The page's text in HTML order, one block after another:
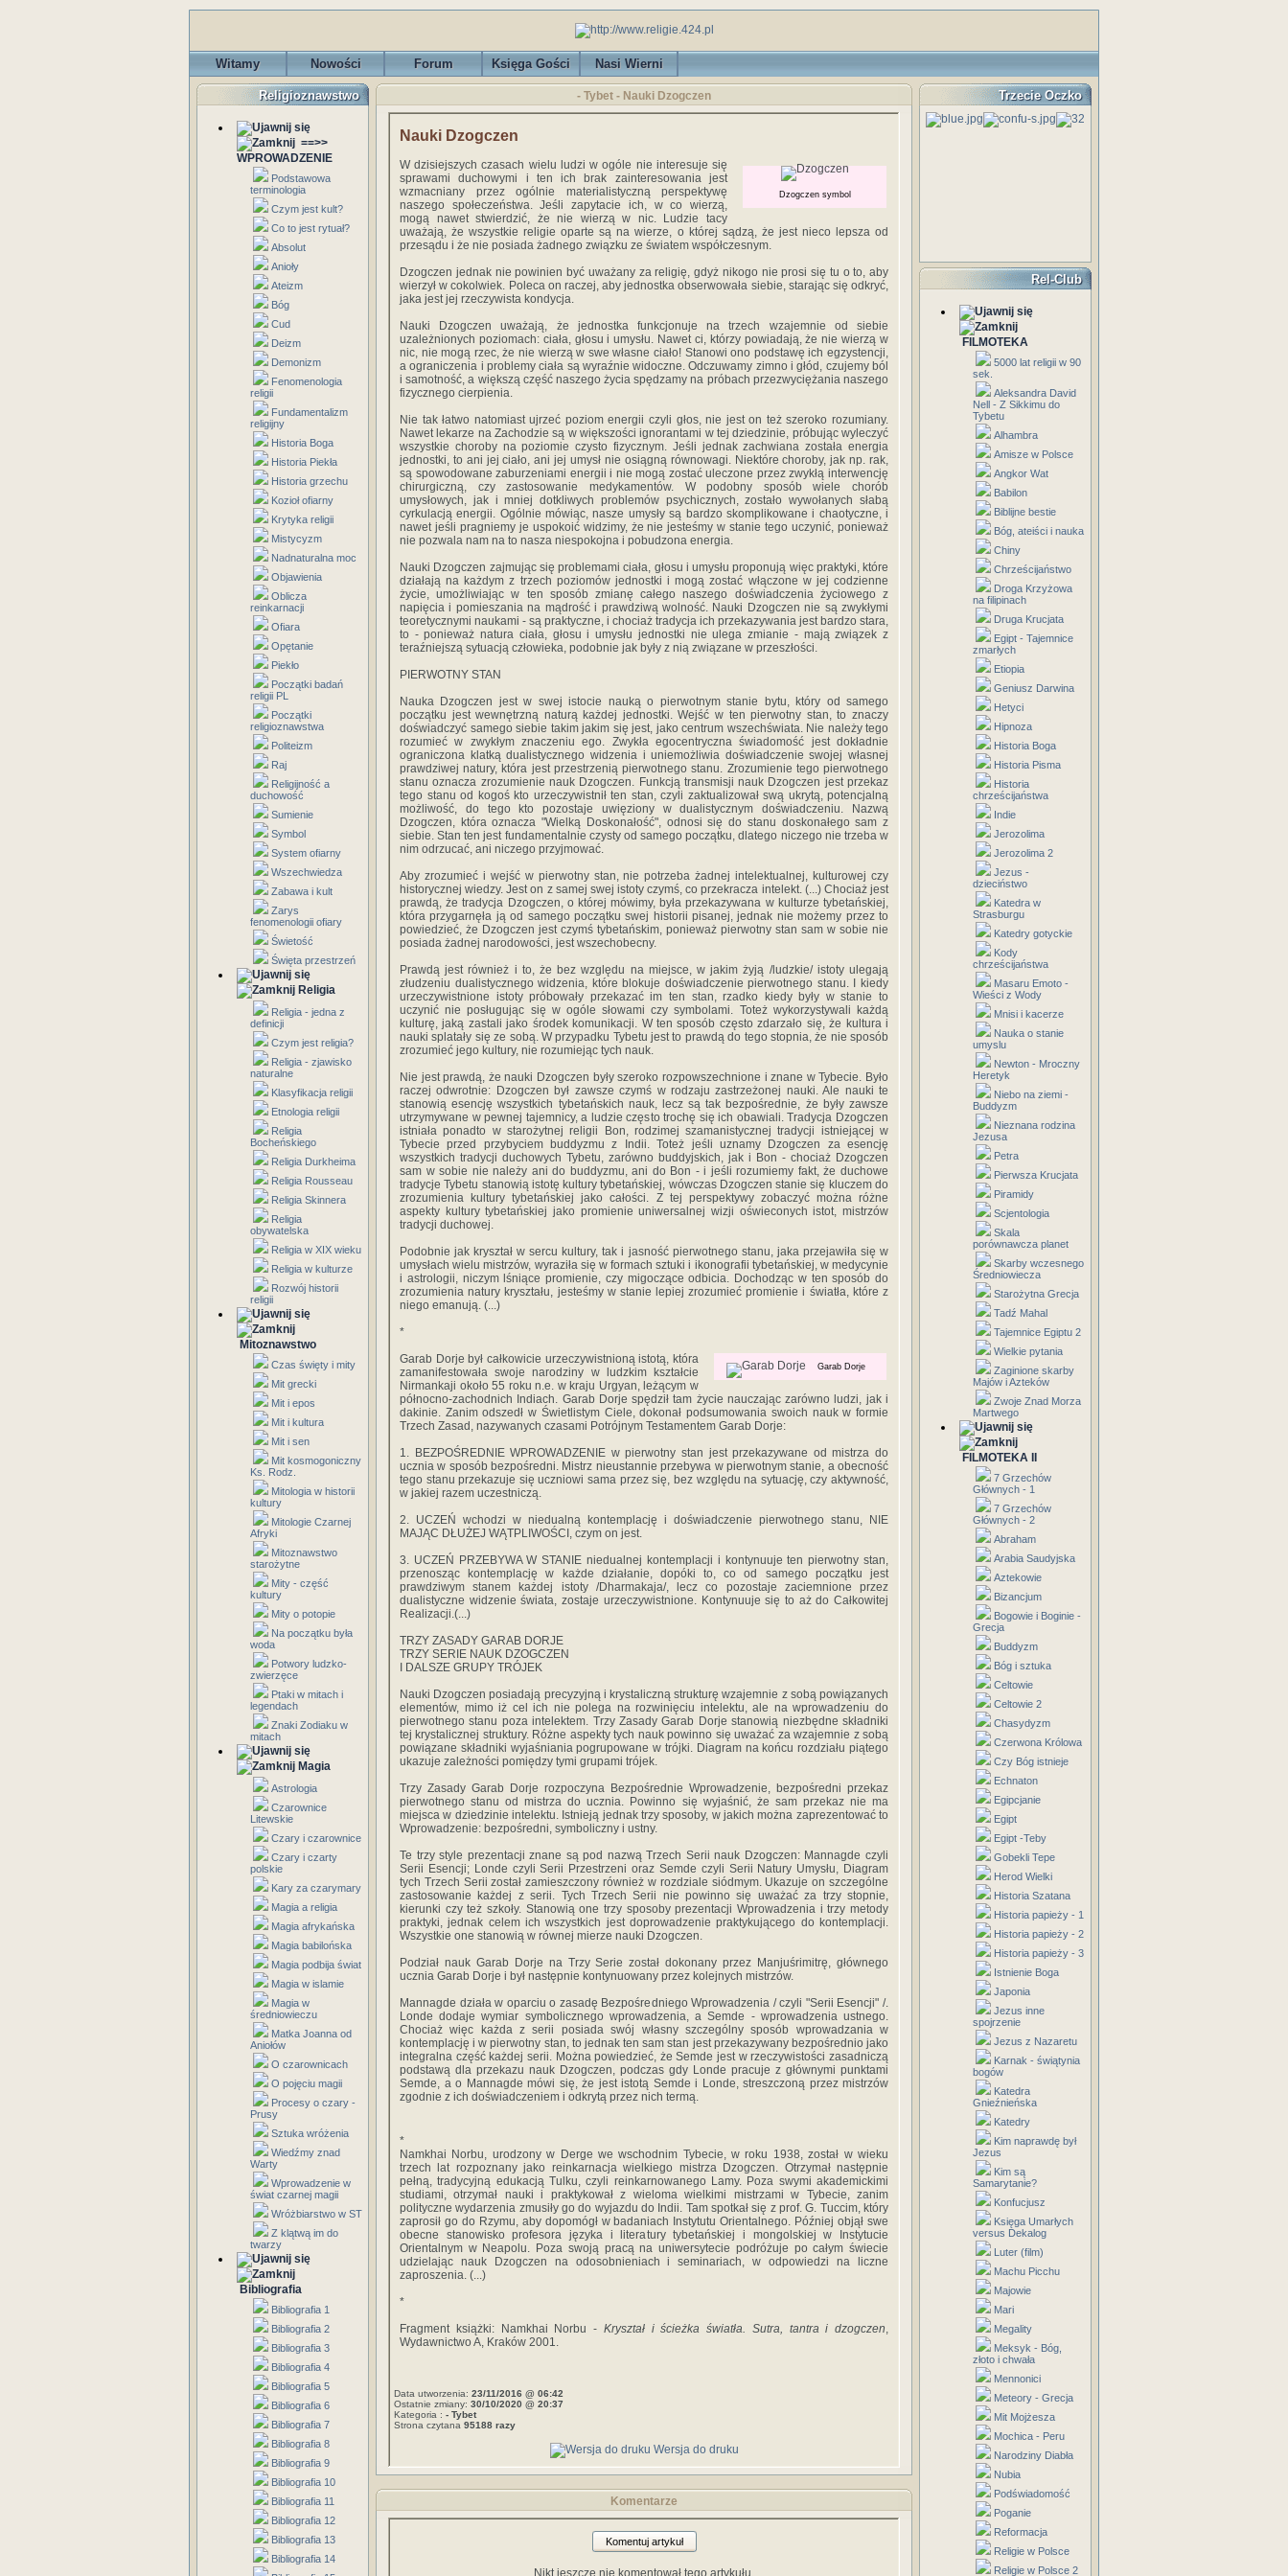
Witamy Nowości Forum Księga Gości Nasi Wierni
Religioznawstwo
==>>
WPROWADZENIE
Podstawowa
terminologia
Czym jest kult?
Co to jest rytuał?
Absolut
Anioły
Ateizm
Bóg
Cud
Deizm
Demonizm
Fenomenologia
religii
Fundamentalizm
religijny
Historia Boga
Historia Piekła
Historia grzechu
Kozioł ofiarny
Krytyka religii
Mistycyzm
Nadnaturalna moc
Objawienia
Oblicza
reinkarnacji
Ofiara
Opętanie
Piekło
Początki badań
religii PL
Początki
religioznawstwa
Politeizm
Raj
Religijność a
duchowość
Sumienie
Symbol
System ofiarny
Wszechwiedza
Zabawa i kult
Zarys
fenomenologii ofiary
Świetość
Święta przestrzeń
Religia
Religia - jedna z
definicji
Czym jest religia?
Religia - zjawisko
naturalne
Klasyfikacja religii
Etnologia religii
Religia
Bocheńskiego
Religia Durkheima
Religia Rousseau
Religia Skinnera
Religia
obywatelska
Religia w XIX wieku
Religia w kulturze
Rozwój historii
religii
Mitoznawstwo
Czas święty i mity
Mit grecki
Mit i epos
Mit i kultura
Mit i sen
Mit kosmogoniczny
Ks. Rodz.
Mitologia w historii
kultury
Mitologie Czarnej
Afryki
Mitoznawstwo
starożytne
Mity - część
kultury
Mity o potopie
Na początku była
woda
Potwory ludzko-
zwierzęce
Ptaki w mitach i
legendach
Znaki Zodiaku w
mitach
Magia
Astrologia
Czarownice
Litewskie
Czary i czarownice
Czary i czarty
polskie
Kary za czarymary
Magia a religia
Magia afrykańska
Magia babilońska
Magia podbija świat
Magia w islamie
Magia w
średniowieczu
Matka Joanna od
Aniołów
O czarownicach
O pojęciu magii
Procesy o czary -
Prusy
Sztuka wróżenia
Wiedźmy znad
Warty
Wprowadzenie w
świat czarnej magii
Wróżbiarstwo w ST
Z klątwą im do
twarzy
Bibliografia
Bibliografia 1
Bibliografia 2
Bibliografia 3
Bibliografia 4
Bibliografia 5
Bibliografia 6
Bibliografia 7
Bibliografia 8
Bibliografia 9
Bibliografia 10
Bibliografia 11
Bibliografia 12
Bibliografia 13
Bibliografia 14
- Tybet - Nauki Dzogczen
Nauki Dzogczen
Dzogczen symbol
W dzisiejszych czasach wielu ludzi w ogóle nie interesuje się
sprawami duchowymi i ten ich brak zainteresowania jest
wzmacniany przez ogólnie materialistyczną perspektywę
naszego społeczeństwa. Jeśli zapytacie ich, w co wierzą,
mogą nawet stwierdzić, że nie wierzą w nic. Ludzie tacy
uważają, że wszystkie religie oparte są na wierze, o której sądzą, że jest nieco lepsza od
przesądu i że nie posiada żadnego związku ze światem współczesnym.
Dzogczen jednak nie powinien być uważany za religię, gdyż nikogo nie prosi się tu o to, aby
wierzył w cokolwiek. Poleca on raczej, aby jednostka obserwowała siebie, starając się odkryć,
jaka jest jej rzeczywista kondycja.
Nauki Dzogczen uważają, że jednostka funkcjonuje na trzech wzajemnie od siebie
uzależnionych poziomach: ciała, głosu i umysłu. Nawet ci, którzy powiadają, że nie wierzą w
nic, nie mogą rzec, że nie wierzą w swe własne ciało! Stanowi ono podstawę ich egzystencji,
a ograniczenia i problemy ciała są wyraźnie widoczne. Odczuwamy zimno i głód, czujemy ból
i samotność, a większą część naszego życia spędzamy na próbach przezwyciężania naszego
fizycznego cierpienia.
Nie tak łatwo natomiast ujrzeć poziom energii czyli głos, nie jest on też szeroko rozumiany.
Nawet lekarze na Zachodzie są w większości ignorantami w tej dziedzinie, próbując wyleczyć
wszystkie choroby na poziomie czysto fizycznym. Jeśli jednak zachwiana została energia
jednostki, to ani jej ciało, ani jej umysł nie osiągną równowagi. Niektóre choroby, jak np. rak,
są spowodowane zaburzeniami energii i nie mogą zostać uleczone przez zwykłą interwencję
chirurgiczną, czy zastosowanie medykamentów. W podobny sposób wiele chorób
umysłowych, jak i mniej dotkliwych problemów psychicznych, zostało wywołanych słabą
cyrkulacją energii. Ogólnie mówiąc, nasze umysły są bardzo skomplikowane i chaotyczne, i
nawet jeśli pragniemy je uspokoić widzimy, że nie jesteśmy w stanie tego uczynić, ponieważ
nie pozwala nam na to nasza niespokojna i pobudzona energia.
Nauki Dzogczen zajmując się problemami ciała, głosu i umysłu proponują więc praktyki, które
działają na każdym z trzech poziomów jednostki i mogą zostać włączone w jej codzienne
życie, umożliwiając w ten sposób zmianę całego naszego doświadczenia życiowego z
napięcia i pomieszania na mądrość i prawdziwą wolność. Nauki Dzogczen nie są zwykłymi
teoretycznymi naukami - są praktyczne, i chociaż tradycja ich przekazywania jest bardzo stara,
to - ponieważ natura ciała, głosu i umysłu jednostki nie ulega zmianie - mają związek z
teraźniejszą sytuacją człowieka, podobnie jak były z nią związane w przeszłości.
PIERWOTNY STAN
Nauka Dzogczen jest w swej istocie nauką o pierwotnym stanie bytu, który od samego
początku jest wewnętrzną naturą każdej jednostki. Wejść w ten pierwotny stan, to znaczy
doświadczyć samego siebie takim jakim się jest, jako centrum wszechświata. Nie należy tego
rozumieć w zwykłym znaczeniu ego. Zwykła egocentryczna świadomość jest dokładnie
ograniczona klatką dualistycznego widzenia i uniemożliwia doświadczenie swojej własnej
prawdziwej natury, która jest przestrzenią pierwotnego stanu. Zrozumienie tego pierwotnego
stanu oznacza zrozumienie nauk Dzogczen. Funkcją transmisji nauk Dzogczen jest przekaz
tego stanu od kogoś kto urzeczywistnił ten stan, czyli zaktualizował swą ukrytą, potencjalną
możliwość, do tego kto pozostaje uwięziony w dualistycznym doświadczeniu. Nazwą
Dzogczen, która oznacza "Wielką Doskonałość", odnosi się do stanu doskonałego sam z
siebie. Stan ten jest fundamentalnie czysty od samego początku, dlatego niczego nie trzeba w
nim odrzucać, ani niczego przyjmować.
Aby zrozumieć i wejść w pierwotny stan, nie potrzeba żadnej intelektualnej, kulturowej czy
historycznej wiedzy. Jest on z samej swej istoty czymś, co przekracza intelekt. (...) Chociaż jest
prawdą, że tradycja Dzogczen, o której mówimy, była przekazywana w kulturze tybetańskiej,
która przygarnęła ją od samego początku swej historii pisanej, jednak nie możemy przez to
powiedzieć, że Dzogczen jest czymś tybetańskim, ponieważ pierwotny stan sam w sobie nie
posiada żadnej narodowości, jest wszechobecny.
Prawdą jest również i to, że bez względu na miejsce, w jakim żyją /ludzkie/ istoty ulegają
złudzeniu dualistycznego widzenia, które blokuje doświadczenie pierwotnego stanu. I kiedy
urzeczywistnione istoty próbowały przekazać im ten stan, rzadko kiedy były w stanie to
uczynić nie posługując się w ogóle słowami czy symbolami. Toteż wykorzystywali każdą
kulturę, jaką zastali jako środek komunikacji. W ten sposób często zdarzało się, że kultura i
nauki splatały się ze sobą. W przypadku Tybetu jest to prawdą do tego stopnia, że nie sposób
zrozumieć jego kultury, nie rozumiejąc tych nauk.
Nie jest prawdą, że nauki Dzogczen były szeroko rozpowszechnione i znane w Tybecie. Było
raczej odwrotnie: Dzogczen był zawsze czymś w rodzaju zastrzeżonej nauki. Ale nauki te
stanowią esencję wszystkich tybetańskich nauk, lecz są tak bezpośrednie, że były zawsze
utrzymywane w pewnej tajemnicy, a ludzie często trochę się ich obawiali. Tradycja Dzogczen
istniała ponadto w starożytnej religii Bon, rodzimej szamanistycznej tradycji istniejącej w
Tybecie przed przybyciem buddyzmu z Indii. Toteż jeśli uznamy Dzogczen za esencję
wszystkich tradycji duchowych Tybetu, zarówno buddyjskich, jak i Bon - chociaż Dzogczen
sam w sobie nie należy ani do buddyzmu, ani do Bon - i jeśli rozumiemy fakt, że duchowe
tradycje Tybetu stanowią istotę kultury tybetańskiej, wówczas Dzogczen stanie się kluczem do
zrozumienia kultury tybetańskiej jako całości. Z tej perspektywy zobaczyć można różne
aspekty kultury tybetańskiej jako promienie uniwersalnej wizji oświeconych istot, mistrzów
tradycji duchowej.
Podobnie jak kryształ w sercu kultury, tak i jasność pierwotnego stanu, jaka przejawiła się w
umysłach wielu mistrzów, wyraziła się w formach sztuki i ikonografii tybetańskiej, w medycynie
i astrologii, niczym lśniące promienie, czy migoczące odbicia. Dochodząc w ten sposób do
zrozumienia natury kryształu, jesteśmy w stanie lepiej zrozumieć promienie i światła, które z
niego emanują. (...)
*
Garab Dorje
Garab Dorje był całkowicie urzeczywistnioną istotą, która
zamanifestowała swoje narodziny w ludzkim kształcie
Nirmankaji około 55 roku n.e. w kraju Urgyan, leżącym w
północno-zachodnich Indiach. Garab Dorje spędził tam życie nauczając zarówno ludzi, jak i
dakinie. Zanim odszedł w Świetlistym Ciele, dokonał podsumowania swoich nauk w formie
Trzech Zasad, nazywanych czasami Potrójnym Testamentem Garab Dorje:
1. BEZPOŚREDNIE WPROWADZENIE w pierwotny stan jest przekazywane od mistrza do
ucznia w sposób bezpośredni. Mistrz nieustannie przebywa w pierwotnym stanie, a obecność
tego stanu przekazuje się uczniowi sama przez się, bez względu na sytuację, czy aktywność,
w jakiej razem uczestniczą.
2. UCZEŃ wchodzi w niedualną kontemplację i doświadczenie pierwotnego stanu, NIE
MAJĄC DŁUŻEJ WĄTPLIWOŚCI, czym on jest.
3. UCZEŃ PRZEBYWA W STANIE niedualnej kontemplacji i kontynuuje ten pierwotny stan,
przenosząc kontemplację w każde działanie, dopóki to, co od samego początku jest
prawdziwym stanem każdej istoty /Dharmakaja/, lecz co pozostaje zaciemnione przez
dualistyczne widzenie świata, zostaje urzeczywistnione. Kontynuuje się to aż do Całkowitej
Realizacji.(...)
TRZY ZASADY GARAB DORJE
TRZY SERIE NAUK DZOGCZEN
I DALSZE GRUPY TRÓJEK
Nauki Dzogczen posiadają precyzyjną i krystaliczną strukturę wzajemnie z sobą powiązanych
elementów, mimo iż cel ich nie polega na rozwinięciu intelektu, ale na wprowadzeniu do
pierwotnego stanu poza intelektem. Trzy Zasady Garab Dorje stanowią niezbędne składniki
tej krystalicznej struktury. Różne aspekty tych nauk powinno się uważać za wzajemnie z sobą
powiązane składniki wyjaśniania pogrupowane w trójki. Diagram na końcu rozdziału piątego
ukazuje zależności pomiędzy tymi grupami trójek.
Trzy Zasady Garab Dorje rozpoczyna Bezpośrednie Wprowadzenie, bezpośredni przekaz
pierwotnego stanu od mistrza do ucznia. Powinno się wyjaśnić, że sam przekaz nie ma
miejsca w dziedzinie intelektu. Istnieją jednak trzy sposoby, w jakich można zaprezentować to
Wprowadzenie: bezpośredni, symboliczny i ustny.
Te trzy style prezentacji znane są pod nazwą Trzech Serii nauk Dzogczen: Mannagde czyli
Serii Esencji; Londe czyli Serii Przestrzeni oraz Semde czyli Serii Natury Umysłu, Diagram
tych Trzech Serii został zamieszczony również w rozdziale siódmym. Ukazuje on szczególne
zastosowanie każdej z serii. Tych Trzech Serii nie powinno się uważać za trzy stopnie,
kierunki czy też szkoły. Stanowią one trzy sposoby prezentacji Wprowadzenia i trzy metody
praktyki, jednak celem ich wszystkich jest doprowadzenie praktykującego do kontemplacji.
Wszystkie one stanowią w równej mierze nauki Dzogczen.
Podział nauk Garab Dorje na Trzy Serie został dokonany przez Manjuśrimitrę, głównego
ucznia Garab Dorje i był następnie kontynuowany przez kolejnych mistrzów.
Mannagde działa w oparciu o zasadę Bezpośredniego Wprowadzenia / czyli "Serii Esencji" /.
Londe dodaje wymiar symbolicznego wprowadzenia, a Semde - wprowadzenia ustnego.
Chociaż więc każda z serii posiada swój własny szczególny sposób wprowadzania w
kontemplację i w pierwotny stan, to jednak ten sam stan jest przekazywany bezpośrednio jako
integralna część każdej serii. Można powiedzieć, że Semde jest w rzeczywistości zasadniczą
podstawą dla przekazu nauk Dzogczen, podczas gdy Londe pracuje z głównymi punktami
Semde, a o Mannagde mówi się, że jest istotą Semde i Londe, streszczoną przez mistrzów
zgodnie z ich doświadczeniem i odkrytą przez nich termą.
*
Namkhai Norbu, urodzony w Derge we wschodnim Tybecie, w roku 1938, został w wieku
trzech lat rozpoznany jako reinkarnacja wielkiego mistrza Dzogczen. Otrzymał następnie
pełną, tradycyjną edukacją Tulku, czyli reinkarnowanego Lamy. Poza swymi akademickimi
studiami, otrzymał nauki i praktykował z wieloma wielkimi mistrzami w Tybecie, zanim
polityczne wydarzenia zmusiły go do wyjazdu do Indii. Tam spotkał się z prof. G. Tuccim, który
zaprosił go do Rzymu, aby dopomógł w badaniach Instytutu Orientalnego. Później objął swe
obecne stanowisko profesora języka i literatury tybetańskiej i mongolskiej w Instytucie
Orientalnym w Neapolu. Poza swoją pracą na uniwersytecie podróżuje po całym świecie
udzielając nauk Dzogczen na odosobnieniach i seminariach, w odpowiedzi na liczne
zaproszenia. (...)
*
Fragment książki: Namkhai Norbu - Kryształ i ścieżka światła. Sutra, tantra i dzogczen,
Wydawnictwo A, Kraków 2001.
Data utworzenia: 23/11/2016 @ 06:42
Ostatnie zmiany: 30/10/2020 @ 20:37
Kategoria : - Tybet
Strona czytana 95188 razy
Wersja do druku
Komentarze
Komentuj artykuł
Nikt jeszcze nie komentował tego artykułu.
Trzecie Oczko
Rel-Club
FILMOTEKA
5000 lat religii w 90
sek.
Aleksandra David
Nell - Z Sikkimu do
Tybetu
Alhambra
Amisze w Polsce
Angkor Wat
Babilon
Biblijne bestie
Bóg, ateiści i nauka
Chiny
Chrześcijaństwo
Droga Krzyżowa
na filipinach
Druga Krucjata
Egipt - Tajemnice
zmarłych
Etiopia
Geniusz Darwina
Hetyci
Hipnoza
Historia Boga
Historia Pisma
Historia
chrześcijaństwa
Indie
Jerozolima
Jerozolima 2
Jezus -
dzieciństwo
Katedra w
Strasburgu
Katedry gotyckie
Kody
chrześcijaństwa
Masaru Emoto -
Wieści z Wody
Mnisi i kacerze
Nauka o stanie
umyslu
Newton - Mroczny
Heretyk
Niebo na ziemi -
Buddyzm
Nieznana rodzina
Jezusa
Petra
Pierwsza Krucjata
Piramidy
Scjentologia
Skala
porównawcza planet
Skarby wczesnego
Średniowiecza
Starożytna Grecja
Tadź Mahal
Tajemnice Egiptu 2
Wielkie pytania
Zaginione skarby
Majów i Azteków
Zwoje Znad Morza
Martwego
FILMOTEKA II
7 Grzechów
Głównych - 1
7 Grzechów
Głównych - 2
Abraham
Arabia Saudyjska
Aztekowie
Bizancjum
Bogowie i Boginie -
Grecja
Buddyzm
Bóg i sztuka
Celtowie
Celtowie 2
Chasydyzm
Czerwona Królowa
Czy Bóg istnieje
Echnaton
Egipcjanie
Egipt
Egipt -Teby
Gobekli Tepe
Herod Wielki
Historia Szatana
Historia papieży - 1
Historia papieży - 2
Historia papieży - 3
Istnienie Boga
Japonia
Jezus inne
spojrzenie
Jezus z Nazaretu
Karnak - świątynia
bogów
Katedra
Gnieźnieńska
Katedry
Kim naprawdę był
Jezus
Kim są
Samarytanie?
Konfucjusz
Księga Umarłych
versus Dekalog
Luter (film)
Machu Picchu
Majowie
Mari
Megality
Meksyk - Bóg,
złoto i chwała
Mennonici
Meteory - Grecja
Mit Mojżesza
Mochica - Peru
Narodziny Diabła
Nubia
Podświadomość
Poganie
Reformacja
Religie w Polsce
Religie w Polsce 2